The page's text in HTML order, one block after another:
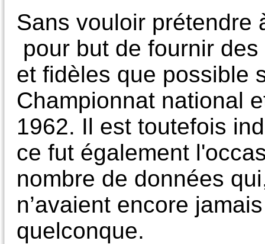
Sans vouloir prétendre
pour but de fournir
et fidèles que possible
Championnat national
1962. Il est toutefois
ce fut également
nombre de données
n’avaient encore
quelconque.